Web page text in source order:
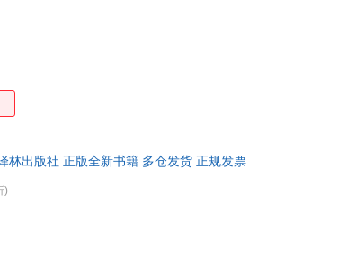
林出版社 正版全新书籍 多仓发货 正规发票
)